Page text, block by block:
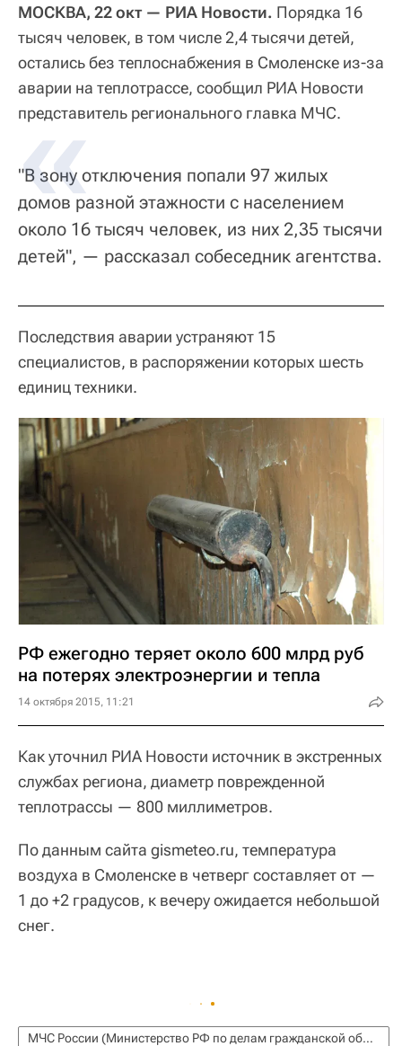
МОСКВА, 22 окт — РИА Новости. Порядка 16
тысяч человек, в том числе 2,4 тысячи детей,
остались без теплоснабжения в Смоленске из-за
аварии на теплотрассе, сообщил РИА Новости
представитель регионального главка МЧС.
"В зону отключения попали 97 жилых
домов разной этажности с населением
около 16 тысяч человек, из них 2,35 тысячи
детей", — рассказал собеседник агентства.
Последствия аварии устраняют 15
специалистов, в распоряжении которых шесть
единиц техники.
РФ ежегодно теряет около 600 млрд руб
на потерях электроэнергии и тепла
14 октября 2015, 11:21
Как уточнил РИА Новости источник в экстренных
службах региона, диаметр поврежденной
теплотрассы — 800 миллиметров.
По данным сайта gismeteo.ru, температура
воздуха в Смоленске в четверг составляет от —
1 до +2 градусов, к вечеру ожидается небольшой
снег.
МЧС России (Министерство РФ по делам гражданской обороны, чрезвычайным ситуациям и ликвидации последствий стихийных бедствий)